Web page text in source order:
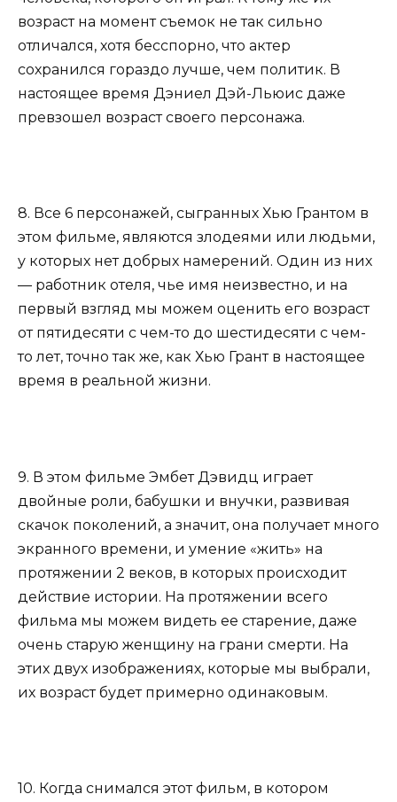
возраст на момент съемок не так сильно
отличался, хотя бесспорно, что актер
сохранился гораздо лучше, чем политик. В
настоящее время Дэниел Дэй-Льюис даже
превзошел возраст своего персонажа.
8. Все 6 персонажей, сыгранных Хью Грантом в
этом фильме, являются злодеями или людьми,
у которых нет добрых намерений. Один из них
— работник отеля, чье имя неизвестно, и на
первый взгляд мы можем оценить его возраст
от пятидесяти с чем-то до шестидесяти с чем-
то лет, точно так же, как Хью Грант в настоящее
время в реальной жизни.
9. В этом фильме Эмбет Дэвидц играет
двойные роли, бабушки и внучки, развивая
скачок поколений, а значит, она получает много
экранного времени, и умение «жить» на
протяжении 2 веков, в которых происходит
действие истории. На протяжении всего
фильма мы можем видеть ее старение, даже
очень старую женщину на грани смерти. На
этих двух изображениях, которые мы выбрали,
их возраст будет примерно одинаковым.
10. Когда снимался этот фильм, в котором